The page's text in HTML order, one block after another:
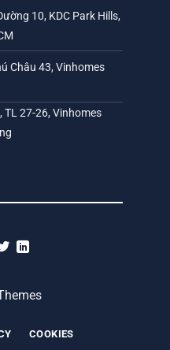
10, KDC Park Hills,
Châu 43, Vinhomes
TL 27-26, Vinhomes
COOKIES